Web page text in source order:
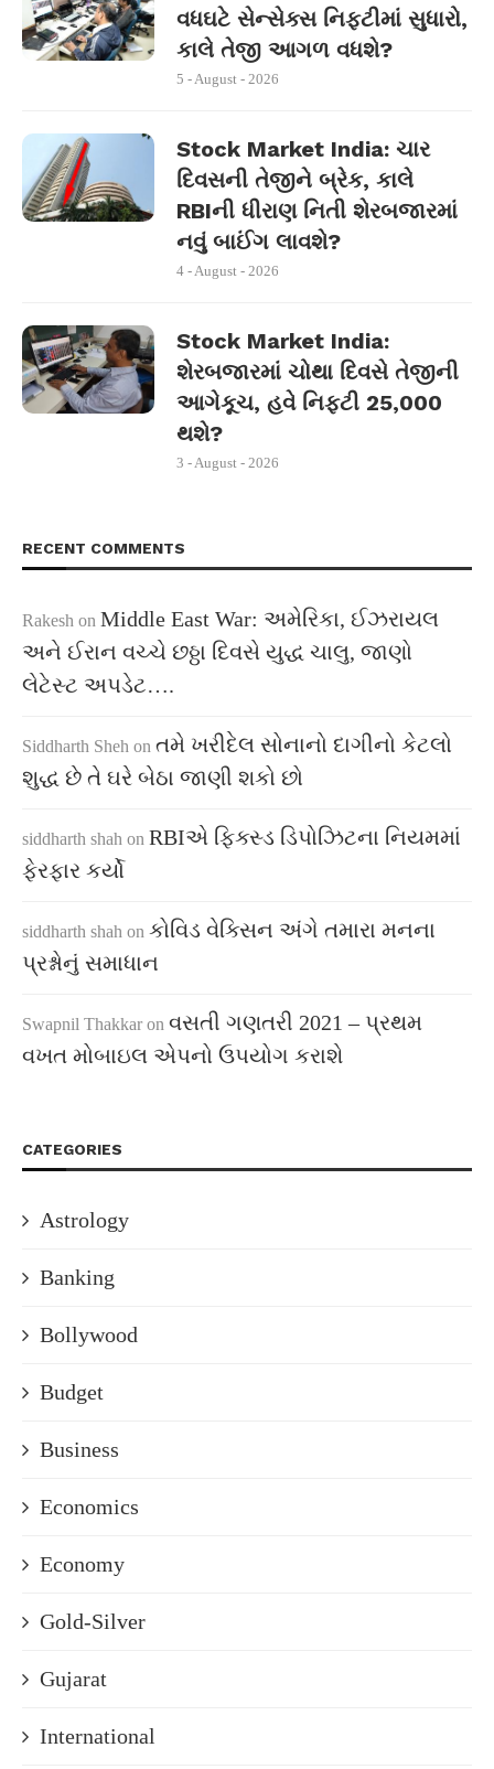
વધઘટે સેન્સેક્સ નિફ્ટીમાં સુધારો,
કાલે તેજી આગળ વધશે?
5 - August - 2026
Stock Market India: ચાર
દિવસની તેજીને બ્રેક, કાલે
RBIની ધીરાણ નિતી શેરબજારમાં
નવું બાઈંગ લાવશે?
4 - August - 2026
Stock Market India:
શેરબજારમાં ચોથા દિવસે તેજીની
આગેકૂચ, હવે નિફ્ટી 25,000
થશે?
3 - August - 2026
RECENT COMMENTS
Rakesh on Middle East War: અમેરિકા, ઈઝરાયલ
અને ઈરાન વચ્ચે છઠ્ઠા દિવસે યુદ્ધ ચાલુ, જાણો
લેટેસ્ટ અપડેટ….
Siddharth Sheh on તમે ખરીદેલ સોનાનો દાગીનો કેટલો
શુદ્ધ છે તે ઘરે બેઠા જાણી શકો છો
siddharth shah on RBIએ ફિક્સ્ડ ડિપોઝિટના નિયમમાં
ફેરફાર કર્યો
siddharth shah on કોવિડ વેક્સિન અંગે તમારા મનના
પ્રશ્નોનું સમાધાન
Swapnil Thakkar on વસતી ગણતરી 2021 – પ્રથમ
વખત મોબાઇલ એપનો ઉપયોગ કરાશે
CATEGORIES
Astrology
Banking
Bollywood
Budget
Business
Economics
Economy
Gold-Silver
Gujarat
International